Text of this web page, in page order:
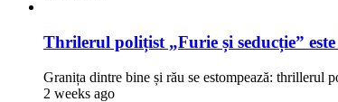
Thrilerul polițist „Furie și seducție”
Granița dintre bine și rău se estompează: thrillerul
2 weeks ago